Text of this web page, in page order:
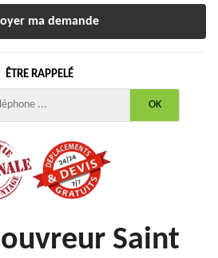
ÊTRE RAPPELÉ
Saint